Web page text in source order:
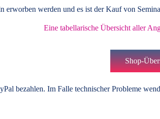
erworben werden und es ist der Kauf von
Eine tabellarische Übersicht aller
Shop-
bezahlen. Im Falle technischer Probleme